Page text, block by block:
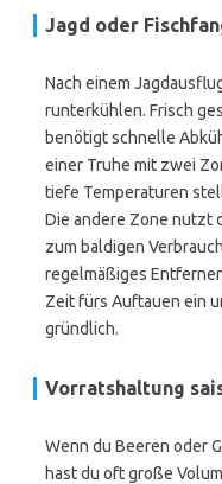
Jagd oder
Nach einem
runterkühlen. Frisch
benötigt schnelle
einer Truhe mit zwei
tiefe Temperaturen
Die andere Zone nutzt
zum baldigen
regelmäßiges
Zeit fürs Auftauen ein
gründlich.
Vorratshaltung
Wenn du Beeren oder
hast du oft große